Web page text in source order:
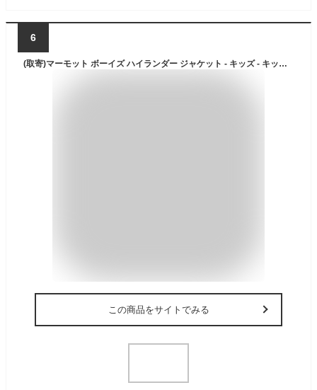
6
(取寄)マーモット ボーイズ ハイランダー ジャケット - キッズ - キッズ Marmot Boy's Highlander Jacket - Kids' - Kids Arctic Navy
この商品をサイトでみる